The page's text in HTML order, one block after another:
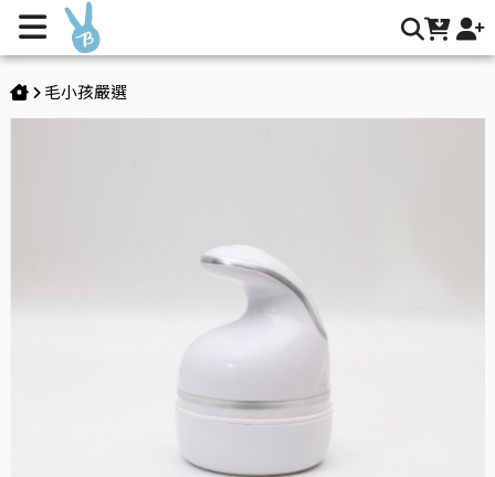
寵物嚕擼按摩神器 | Buy2 生活購物網
毛小孩嚴選